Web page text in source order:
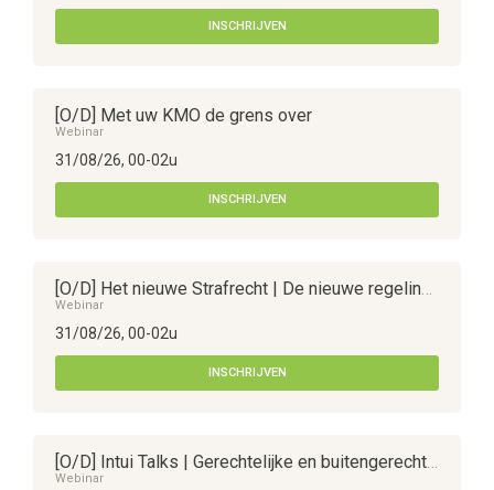
INSCHRIJVEN
[O/D] Met uw KMO de grens over
Webinar
31/08/26, 00-02u
INSCHRIJVEN
[O/D] Het nieuwe Strafrecht | De nieuwe regeling van de verjaring van de strafvordering
Webinar
31/08/26, 00-02u
INSCHRIJVEN
[O/D] Intui Talks | Gerechtelijke en buitengerechtelijke actiemiddelen bij vennootschapsgeschillen
Webinar